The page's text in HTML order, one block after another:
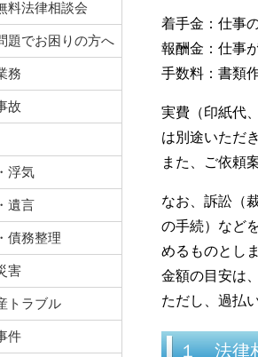
着手金：仕事
報酬金：仕事
手数料：書類
実費（印紙代
は別途いただ
また、ご依頼
なお、訴訟（
の手続）など
めるものとしま
金額の目安は
ただし、過払
１ 法律
料法律相談会
題でお困りの方へ
務
故
浮気
遺言
債務整理
害
トラブル
件